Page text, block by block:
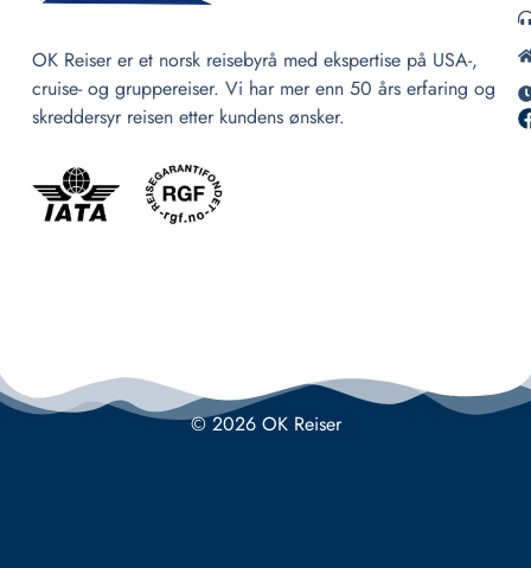
OK Reiser er et norsk reisebyrå med ekspertise på USA-,
cruise- og gruppereiser. Vi har mer enn 50 års erfaring og
skreddersyr reisen etter kundens ønsker.
© 2026 OK Reiser